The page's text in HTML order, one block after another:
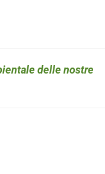
delle nostre